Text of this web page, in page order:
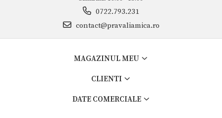
0722.793.231
contact@pravaliamica.ro
MAGAZINUL MEU
CLIENTI
DATE COMERCIALE